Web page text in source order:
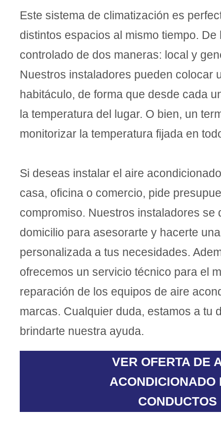
Este sistema de climatización es
distintos espacios al mismo tiempo.
controlado de dos maneras: local y
Nuestros instaladores pueden colocar
habitáculo, de forma que desde cada
la temperatura del lugar. O bien, un
monitorizar la temperatura fijada en
Si deseas instalar el aire
casa, oficina o comercio, pide
compromiso. Nuestros instaladores se
domicilio para asesorarte y hacerte
personalizada a tus necesidades.
ofrecemos un servicio técnico para el
reparación de los equipos de aire
marcas. Cualquier duda, estamos a tu
brindarte nuestra ayuda.
VER OFERTA DE
ACONDICIONADO
CONDUCTOS